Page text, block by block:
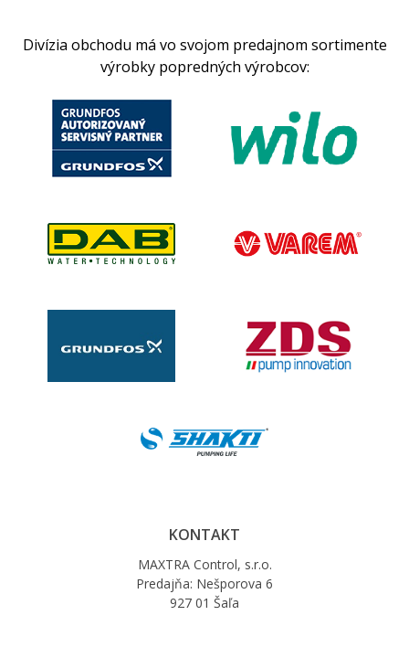
Divízia obchodu má vo svojom predajnom sortimente
výrobky popredných výrobcov:
KONTAKT
MAXTRA Control, s.r.o.
Predajňa: Nešporova 6
927 01 Šaľa